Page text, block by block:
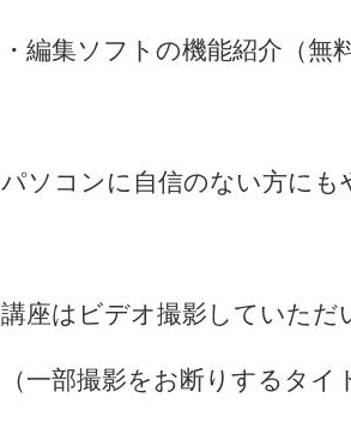
・編集ソフトの機能紹介（
パソコンに自信のない方に
講座はビデオ撮影していただ
（一部撮影をお断りするタ